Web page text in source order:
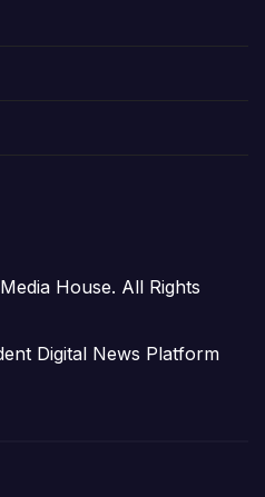
House. All Rights
Digital News Platform